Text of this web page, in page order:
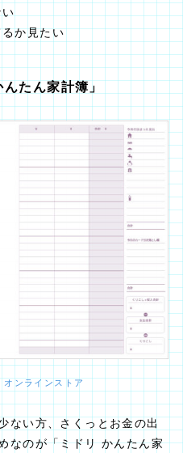
い
か見たい
たん家計簿」
オンラインストア
ない方、さくっとお金の出
なのが「ミドリ かんたん家